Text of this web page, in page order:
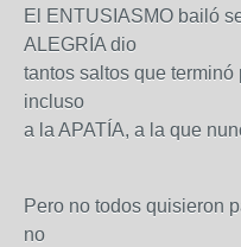
El ENTUSIASMO bailó
ALEGRÍA dio
tantos saltos que
incluso
a la APATÍA, a la que
Pero no todos quisieron
no